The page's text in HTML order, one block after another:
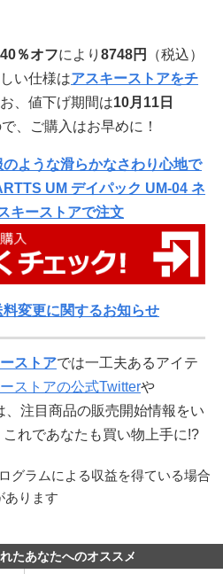
40％オフにより 8748円
（税込）
い仕様はアスキーストアをチ
、値下げ期間は10月11日
、ご購入はお早めに！
のような滑らかなさわり心地で
UM デイパック UM-04 ネ
キーストアで注文
変更に関するお知らせ
ストアでは一工夫あるアイテ
ストアの公式Twitterや
、注目商品の販売開始情報をい
れであなたも買い物上手に!?
グラムによる収益を得ている場合
あります
たあなたへのオススメ